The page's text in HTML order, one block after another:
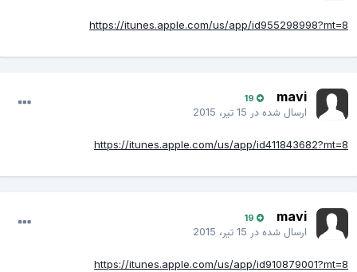
https://itunes.apple.com/us/app/id955298998?mt=8
mavi
19
ارسال شده در15 تیر، 2015
https://itunes.apple.com/us/app/id411843682?mt=8
mavi
19
ارسال شده در15 تیر، 2015
https://itunes.apple.com/us/app/id910879001?mt=8